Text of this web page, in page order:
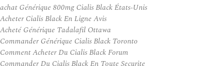
achat Générique 800mg Cialis Black États-Unis
Acheter Cialis Black En Ligne Avis
Acheté Générique Tadalafil Ottawa
Commander Générique Cialis Black Toronto
Comment Acheter Du Cialis Black Forum